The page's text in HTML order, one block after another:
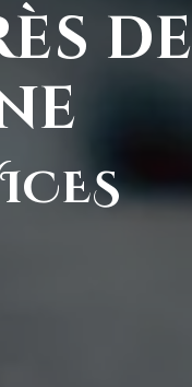
de